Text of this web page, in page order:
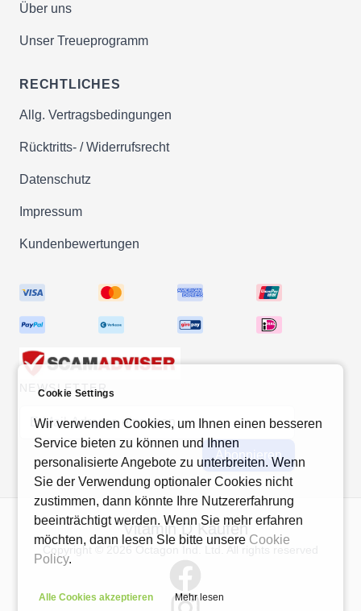
Über uns
Unser Treueprogramm
RECHTLICHES
Allg. Vertragsbedingungen
Rücktritts- / Widerrufsrecht
Datenschutz
Impressum
Kundenbewertungen
NEWSLETTER
Abonnieren
Vitamin D Kaufen
Copyright © 2026 Octagon Ind. Ltd. All rights reserved
Cookie Settings
Wir verwenden Cookies, um Ihnen einen besseren
Service bieten zu können und Ihnen
personalisierte Angebote zu unterbreiten. Wenn
Sie der Verwendung optionaler Cookies nicht
zustimmen, dann könnte Ihre Nutzererfahrung
beeinträchtigt werden. Wenn Sie mehr erfahren
möchten, dann lesen SIe bitte unsere Cookie
Policy.
Alle Cookies akzeptieren Mehr lesen